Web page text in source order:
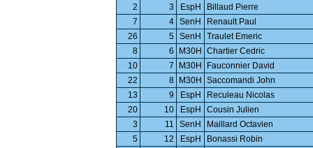
2
3 EspH
Billaud Pierre
7
4 SenH
Renault Paul
26
5 SenH
Traulet Emeric
8
6 M30H
Chartier Cedric
10
7 M30H
Fauconnier David
22
8 M30H
Saccomandi John
13
9 EspH
Reculeau Nicolas
20
10 EspH
Cousin Julien
3
11 SenH
Maillard Octavien
5
12 EspH
Bonassi Robin